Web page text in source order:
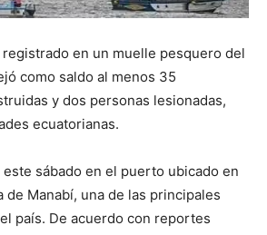
en un muelle pesquero del
como saldo al menos 35
y dos personas lesionadas,
ecuatorianas.
sábado en el puerto ubicado en
de Manabí, una de las principales
país. De acuerdo con reportes